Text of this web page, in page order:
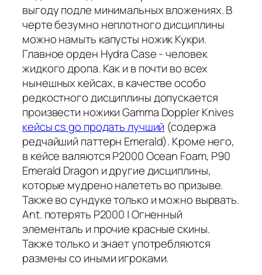
выгоду подле минимальных вложениях. В
черте безумно неплотного дисциплины
можно намыть капусты ножик Кукри.
Главное орден Hydra Case - человек
жидкого дропа. Как и в почти во всех
нынешных кейсах, в качестве особо
редкостного дисциплины допускается
произвести ножики Gamma Doppler Knives
кейсы cs go продать лучший (содержа
редчайший паттерн Emerald). Кроме него,
в кейсе валяются P2000 Ocean Foam, P90
Emerald Dragon и другие дисциплины,
которые мудрено налететь во призыве.
Также во сундуке только и можно вырвать.
Ant. потерять P2000 | Огненный
элементаль и прочие красные скины.
Также только и знает употребляются
размены со иными игроками.